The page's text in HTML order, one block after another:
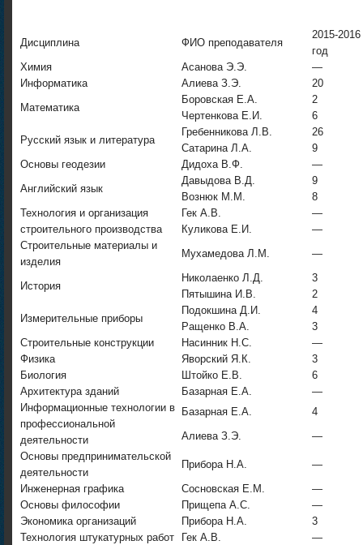
Дисциплина ФИО преподавателя
2015-
год
Химия
Асанова Э.Э.
—
Информатика
Алиева З.Э.
20
Математика
Боровская Е.А.
2
Чертенкова Е.И.
6
Русский язык и литература
Гребенникова Л.В.
26
Сатарина Л.А.
9
Основы геодезии
Дидоха В.Ф.
—
Английский язык
Давыдова В.Д.
9
Вознюк М.М.
8
Технология и организация
строительного производства
Гек А.В.
—
Куликова Е.И.
—
Строительные материалы и
изделия
Мухамедова Л.М. —
История
Николаенко Л.Д.
3
Пятышина И.В.
2
Измерительные приборы
Подокшина Д.И.
4
Ращенко В.А.
3
Строительные конструкции
Насинник Н.С.
—
Физика
Яворский Я.К.
3
Биология
Штойко Е.В.
6
Архитектура зданий
Базарная Е.А.
—
Информационные технологии в
профессиональной
деятельности
Базарная Е.А.
4
Алиева З.Э.
—
Основы предпринимательской
деятельности
Прибора Н.А.
—
Инженерная графика
Сосновская Е.М.
—
Основы философии
Прищепа А.С.
—
Экономика организаций
Прибора Н.А.
3
Технология штукатурных работ
Гек А.В.
—